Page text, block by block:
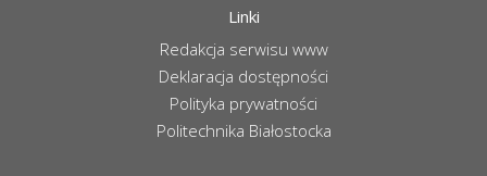
Linki
Redakcja serwisu www
Deklaracja dostępności
Polityka prywatności
Politechnika Białostocka